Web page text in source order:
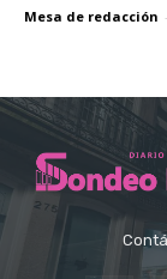
Mesa de redacción -